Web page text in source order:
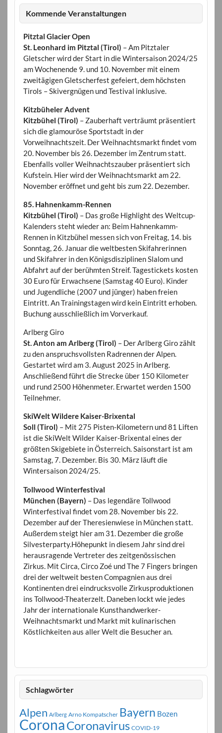
Kommende Veranstaltungen
Pitztal Glacier Open
St. Leonhard im Pitztal (Tirol) – Am Pitztaler
Gletscher wird der Start in die Wintersaison 2024/25
am Wochenende 9. und 10. November mit einem
zweitägigen Gletscherfest gefeiert, dem höchsten
Tirols – Skivergnügen und Testival inklusive.
Kitzbüheler Advent
Kitzbühel (Tirol) – Zauberhaft verträumt präsentiert
sich die glamouröse Sportstadt in der
Vorweihnachtszeit. Der Weihnachtsmarkt findet vom
20. November bis 26. Dezember im Zentrum statt.
Ebenfalls voller Weihnachtszauber präsentiert sich
Kufstein. Hier wird der Weihnachtsmarkt am 22.
November eröffnet und geht bis zum 22. Dezember.
85. Hahnenkamm-Rennen
Kitzbühel (Tirol) – Das große Highlight des Weltcup-
Kalenders steht wieder an: Beim Hahnenkamm-
Rennen in Kitzbühel messen sich von Freitag, 14. bis
Sonntag, 26. Januar die weltbesten Skifahrerinnen
und Skifahrer in den Königsdisziplinen Slalom und
Abfahrt auf der berühmten Streif. Tagestickets kosten
30 Euro für Erwachsene (Samstag 40 Euro). Kinder
und Jugendliche (2007 und jünger) haben freien
Eintritt. An Trainingstagen wird kein Eintritt erhoben.
Buchung ausschließlich im Vorverkauf.
Arlberg Giro
St. Anton am Arlberg (Tirol) – Der Arlberg Giro zählt
zu den anspruchsvollsten Radrennen der Alpen.
Gestartet wird am 3. August 2025 in Arlberg.
Anschließend führt die Strecke über 150 Kilometer
und rund 2500 Höhenmeter. Erwartet werden 1500
Teilnehmer.
SkiWelt Wildere Kaiser-Brixental
Soll (Tirol) – Mit 275 Pisten-Kilometern und 81 Liften
ist die SkiWelt Wilder Kaiser-Brixental eines der
größten Skigebiete in Österreich. Saisonstart ist am
Samstag, 7. Dezember. Bis 30. März läuft die
Wintersaison 2024/25.
Tollwood Winterfestival
München (Bayern) – Das legendäre Tollwood
Winterfestival findet vom 28. November bis 22.
Dezember auf der Theresienwiese in München statt.
Außerdem steigt hier am 31. Dezember die große
Silvesterparty.Höhepunkt in diesem Jahr sind drei
herausragende Vertreter des zeitgenössischen
Zirkus. Mit Circa, Circo Zoé und The 7 Fingers bringen
drei der weltweit besten Compagnien aus drei
Kontinenten drei eindrucksvolle Zirkusproduktionen
ins Tollwood-Theaterzelt. Daneben lockt wie jedes
Jahr der internationale Kunsthandwerker-
Weihnachtsmarkt und Markt mit kulinarischen
Köstlichkeiten aus aller Welt die Besucher an.
Schlagwörter
Alpen Arlberg Arno Kompatscher Bayern Bozen
CoronaCoronavirus COVID-19